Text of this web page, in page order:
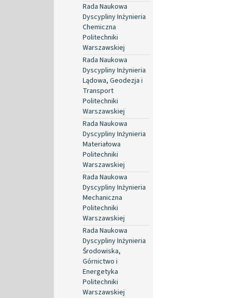
Rada Naukowa
Dyscypliny Inżynieria
Chemiczna
Politechniki
Warszawskiej
Rada Naukowa
Dyscypliny Inżynieria
Lądowa, Geodezja i
Transport
Politechniki
Warszawskiej
Rada Naukowa
Dyscypliny Inżynieria
Materiałowa
Politechniki
Warszawskiej
Rada Naukowa
Dyscypliny Inżynieria
Mechaniczna
Politechniki
Warszawskiej
Rada Naukowa
Dyscypliny Inżynieria
Środowiska,
Górnictwo i
Energetyka
Politechniki
Warszawskiej